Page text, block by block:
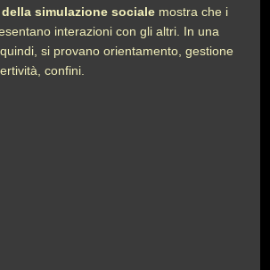
simulazione sociale mostra che i
interazioni con gli altri. In una
si provano orientamento, gestione
confini.